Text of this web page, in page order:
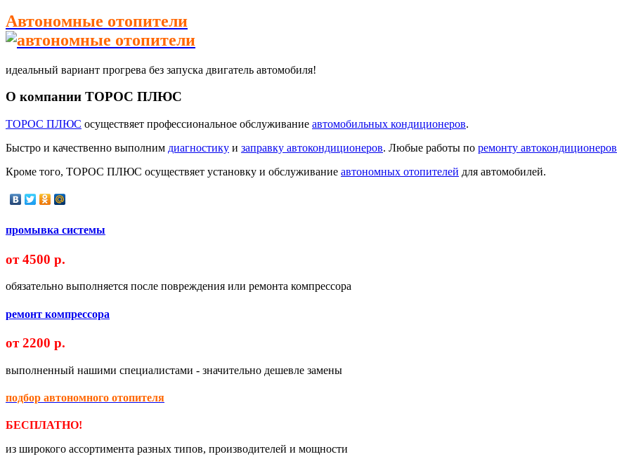
Автономные отопители
идеальный вариант прогрева без запуска двигатель автомобиля!
О компании ТОРОС ПЛЮС
ТОРОС ПЛЮС осуществяет профессиональное обслуживание автомобильных кондиционеров.
Быстро и качественно выполним диагностику и заправку автокондиционеров. Любые работы по ремонту автокондиционеров
Кроме того, ТОРОС ПЛЮС осуществяет установку и обслуживание автономных отопителей для автомобилей.
промывка системы
от 4500 р.
обязательно выполняется после повреждения или ремонта компрессора
ремонт компрессора
от 2200 р.
выполненный нашими специалистами - значительно дешевле замены
подбор автономного отопителя
БЕСПЛАТНО!
из широкого ассортимента разных типов, производителей и мощности